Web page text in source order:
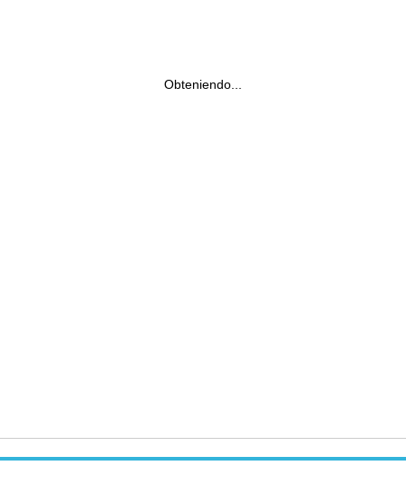
Obteniendo...